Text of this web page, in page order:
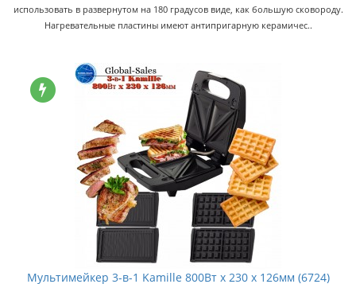
использовать в развернутом на 180 градусов виде, как большую сковороду.
Нагревательные пластины имеют антипригарную керамичес..
Мультимейкер 3-в-1 Kamille 800Вт x 230 x 126мм (6724)